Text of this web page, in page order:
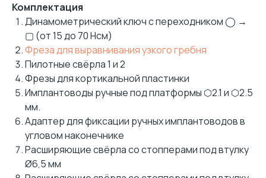
Комплектация
Динамометрический ключ с переходником ◯ →
▢ (от 15 до 70 Нсм)
Фреза для выравнивания узкого гребня
Пилотные свёрла 1 и 2
Фрезы для кортикальной пластинки
Имплантоводы ручные под платформы ⬡2.1 и ⬡2.5
мм.
Адаптер для фиксации ручных имплантоводов в
угловом наконечнике
Расширяющие свёрла со стопперами под втулку
Ø6,5 мм